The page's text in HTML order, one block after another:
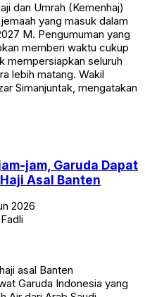
dan Umrah (Kemenhaj)
yang masuk dalam
M. Pengumuman yang
memberi waktu cukup
mempersiapkan seluruh
lebih matang. Wakil
Simanjuntak, mengatakan
jam, Garuda Dapat
Asal Banten
2026
asal Banten
Garuda Indonesia yang